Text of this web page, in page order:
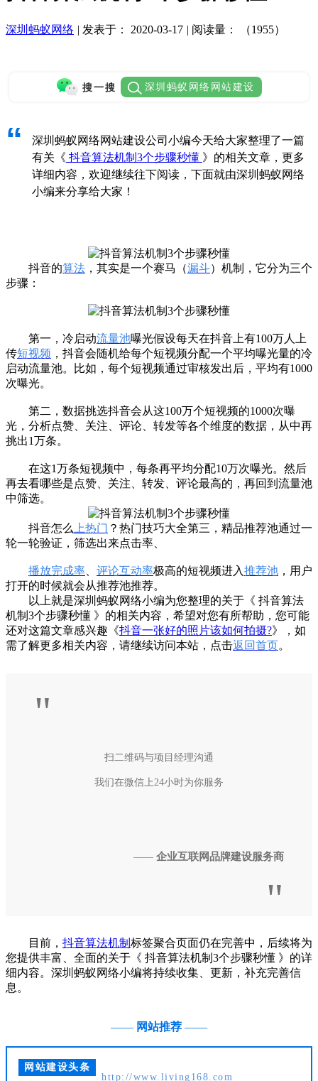
深圳蚂蚁网络 | 发表于： 2020-03-17 | 阅读量： （1955）
搜一搜 深圳蚂蚁网络网站建设
“
深圳蚂蚁网络网站建设公司小编今天给大家整理了一篇
有关《 抖音算法机制3个步骤秒懂 》的相关文章，更多
详细内容，欢迎继续往下阅读，下面就由深圳蚂蚁网络
小编来分享给大家！
抖音的算法 ，其实是一个赛马（漏斗）机制，它分为三个
步骤：
第一，冷启动流量池曝光假设每天在抖音上有100万人上
传短视频 ，抖音会随机给每个短视频分配一个平均曝光量的冷
启动流量池。比如，每个短视频通过审核发出后，平均有1000
次曝光。
第二，数据挑选抖音会从这100万个短视频的1000次曝
光，分析点赞、关注、评论、转发等各个维度的数据，从中再
挑出1万条。
在这1万条短视频中，每条再平均分配10万次曝光。然后
再去看哪些是点赞、关注、转发、评论最高的，再回到流量池
中筛选。
抖音怎么 上热门 ？热门技巧大全第三，精品推荐池通过一
轮一轮验证，筛选出来点击率、
播放完成率 评论互动率极高的短视频进入推荐池 ，用户
打开的时候就会从推荐池推荐。
以上就是深圳蚂蚁网络小编为您整理的关于《 抖音算法
机制3个步骤秒懂 》的相关内容，希望对您有所帮助，您可能
还对这篇文章感兴趣《抖音一张好的照片该如何拍摄?》，如
需了解更多相关内容，请继续访问本站，点击返回首页。
"
扫二维码与项目经理沟通
我们在微信上24小时为你服务
—— 企业互联网品牌建设服务商
"
目前， 抖音算法机制 标签聚合页面仍在完善中，后续将为
您提供丰富、全面的关于《 抖音算法机制3个步骤秒懂 》的详
细内容。深圳蚂蚁网络小编将持续收集、更新，补充完善信
息。
—— 网站推荐 ——
网站建设头条
http://www.living168.com